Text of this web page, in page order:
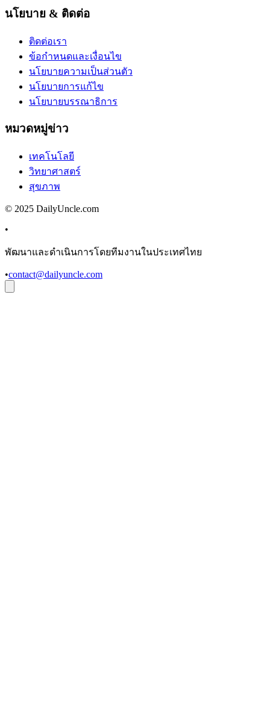
นโยบาย & ติดต่อ
ติดต่อเรา
ข้อกำหนดและเงื่อนไข
นโยบายความเป็นส่วนตัว
นโยบายการแก้ไข
นโยบายบรรณาธิการ
หมวดหมู่ข่าว
เทคโนโลยี
วิทยาศาสตร์
สุขภาพ
© 2025 DailyUncle.com
•
พัฒนาและดำเนินการโดยทีมงานในประเทศไทย
•contact@dailyuncle.com